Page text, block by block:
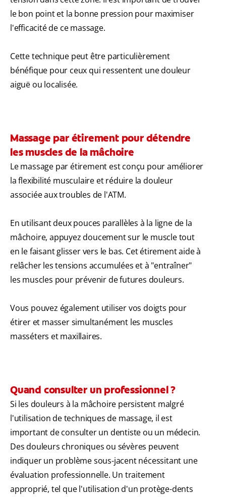
le bon point et la bonne pression pour maximiser
l'efficacité de ce massage.
Cette technique peut être particulièrement
bénéfique pour ceux qui ressentent une douleur
aiguë ou localisée.
Massage par étirement pour détendre
les muscles de la mâchoire
Le massage par étirement est conçu pour améliorer
la flexibilité musculaire et réduire la douleur
associée aux troubles de l'ATM.
En utilisant deux pouces parallèles à la ligne de la
mâchoire, appuyez doucement sur le muscle tout
en le faisant glisser vers le bas. Cet étirement aide à
relâcher les tensions accumulées et à "entraîner"
les muscles pour prévenir de futures douleurs.
Vous pouvez également utiliser vos doigts pour
étirer et masser simultanément les muscles
masséters et maxillaires.
Quand consulter un professionnel ?
Si les douleurs à la mâchoire persistent malgré
l'utilisation de techniques de massage, il est
important de consulter un dentiste ou un médecin.
Des douleurs chroniques ou sévères peuvent
indiquer un problème sous-jacent nécessitant une
évaluation professionnelle. Un traitement
approprié, tel que l'utilisation d'un protège-dents